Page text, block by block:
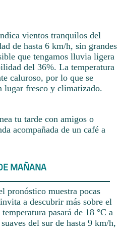
vientos tranquilos del
de hasta 6 km/h, sin grandes
que tengamos lluvia ligera
del 36%. La temperatura
caluroso, por lo que se
lugar fresco y climatizado.
tu tarde con amigos o
acompañada de un café a
MAÑANA
pronóstico muestra pocas
a descubrir más sobre el
pasará de 18 °C a
del sur de hasta 9 km/h,